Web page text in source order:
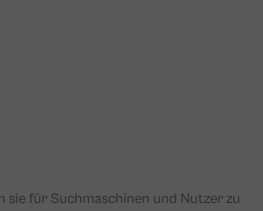
sie für Suchmaschinen und Nutzer zu